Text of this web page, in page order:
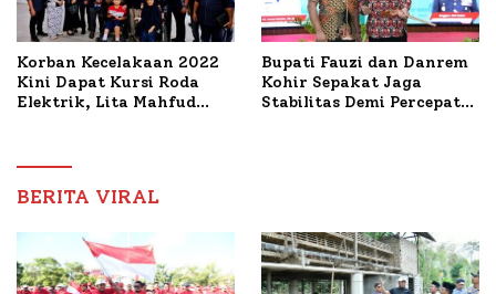
Korban Kecelakaan 2022
Kini Dapat Kursi Roda
Elektrik, Lita Mahfud
Nabil
Bupati Fauzi dan Danrem
Kohir Sepakat Jaga
Stabilitas Demi Percepat
BERITA VIRAL